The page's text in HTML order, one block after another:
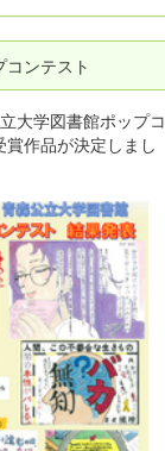
コンテスト
大学図書館ポップコ
賞作品が決定しまし